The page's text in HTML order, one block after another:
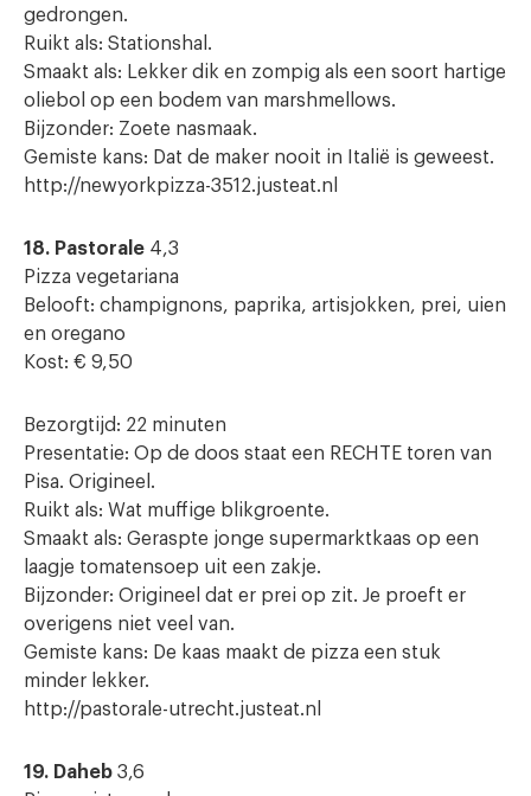
gedrongen.
Ruikt als: Stationshal.
Smaakt als: Lekker dik en zompig als een soort hartige
oliebol op een bodem van marshmellows.
Bijzonder: Zoete nasmaak.
Gemiste kans: Dat de maker nooit in Italië is geweest.
http://newyorkpizza-3512.justeat.nl
18. Pastorale 4,3
Pizza vegetariana
Belooft: champignons, paprika, artisjokken, prei, uien
en oregano
Kost: € 9,50
Bezorgtijd: 22 minuten
Presentatie: Op de doos staat een RECHTE toren van
Pisa. Origineel.
Ruikt als: Wat muffige blikgroente.
Smaakt als: Geraspte jonge supermarktkaas op een
laagje tomatensoep uit een zakje.
Bijzonder: Origineel dat er prei op zit. Je proeft er
overigens niet veel van.
Gemiste kans: De kaas maakt de pizza een stuk
minder lekker.
http://pastorale-utrecht.justeat.nl
19. Daheb 3,6